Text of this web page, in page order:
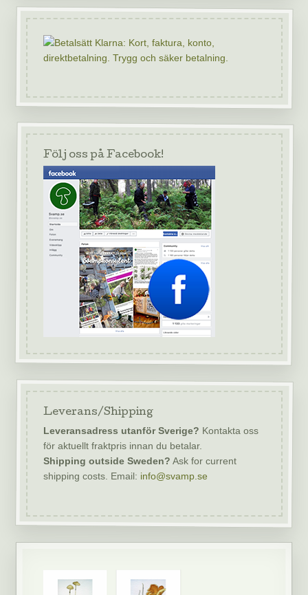
Följ oss på Facebook!
Leverans/Shipping
Leveransadress utanför Sverige? Kontakta oss
för aktuellt fraktpris innan du betalar.
Shipping outside Sweden? Ask for current
shipping costs. Email: info@svamp.se